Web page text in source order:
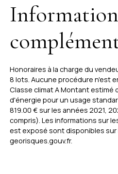
Honoraires à la charge du
8 lots. Aucune procédure n'est
Classe climat A Montant estimé
d'énergie pour un usage
819.00 € sur les années 2021,
compris). Les informations sur
est exposé sont disponibles sur
georisques.gouv.fr.